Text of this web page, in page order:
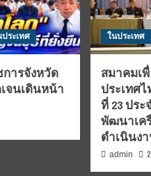
ประเทศ
ารจังหวัด
จนเดินหน้า
ในประเทศ
สมาคมเ
ประเทศ
ที่ 23 ประ
พัฒนาเค
ดำเนินง
admin